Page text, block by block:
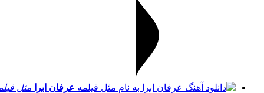
عرفان ابرا مثل